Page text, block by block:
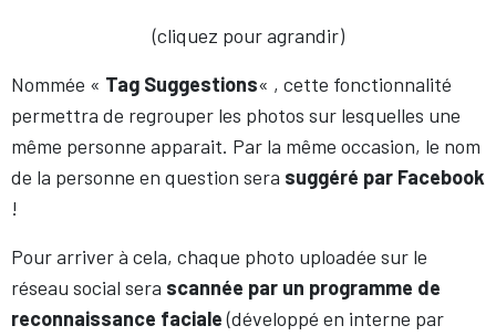
(cliquez pour agrandir)
Nommée « Tag Suggestions« , cette fonctionnalité
permettra de regrouper les photos sur lesquelles une
même personne apparait. Par la même occasion, le nom
de la personne en question sera suggéré par Facebook
!
Pour arriver à cela, chaque photo uploadée sur le
réseau social sera scannée par un programme de
reconnaissance faciale(développé en interne par